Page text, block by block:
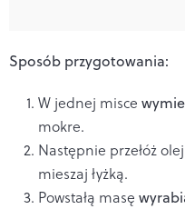
Sposób przygotowania:
W jednej misce
mokre.
Następnie przełóż
mieszaj łyżką.
Powstałą masę